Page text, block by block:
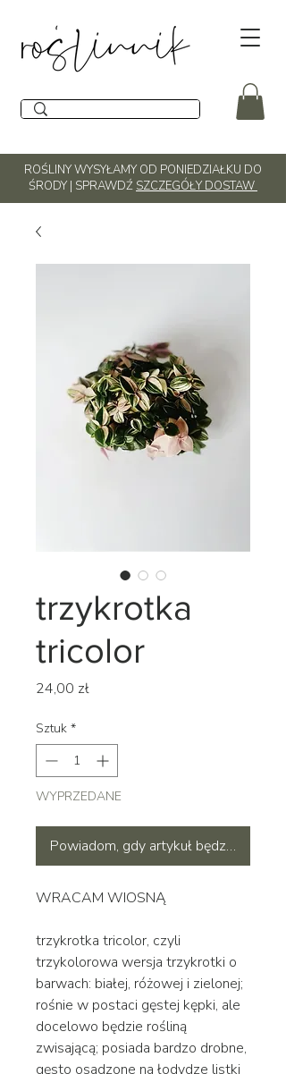
ROŚLINY WYSYŁAMY OD PONIEDZIAŁKU DO
ŚRODY | SPRAWDŹ SZCZEGÓŁY DOSTAW
trzykrotka
tricolor
24,00 złCena
Sztuk *
WYPRZEDANE
Powiadom, gdy artykuł będzie
WRACAM WIOSNĄ
trzykrotka tricolor, czyli
trzykolorowa wersja trzykrotki o
barwach: białej, różowej i zielonej;
rośnie w postaci gęstej kępki, ale
docelowo będzie rośliną
zwisającą; posiada bardzo drobne,
gęsto osadzone na łodydze listki